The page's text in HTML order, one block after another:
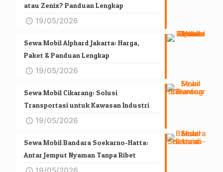
atau Zenix? Panduan Lengkap
19/05/2026
Sewa Mobil Alphard Jakarta: Harga,
Paket & Panduan Lengkap
19/05/2026
Sewa Mobil Cikarang: Solusi
Transportasi untuk Kawasan Industri
19/05/2026
Sewa Mobil Bandara Soekarno-Hatta:
Antar Jemput Nyaman Tanpa Ribet